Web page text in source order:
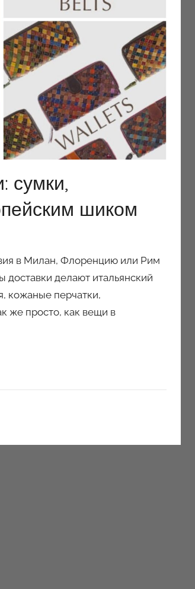
сумки,
шиком
в Милан, Флоренцию или Рим
доставки делают итальянский
кожаные перчатки,
же просто, как вещи в